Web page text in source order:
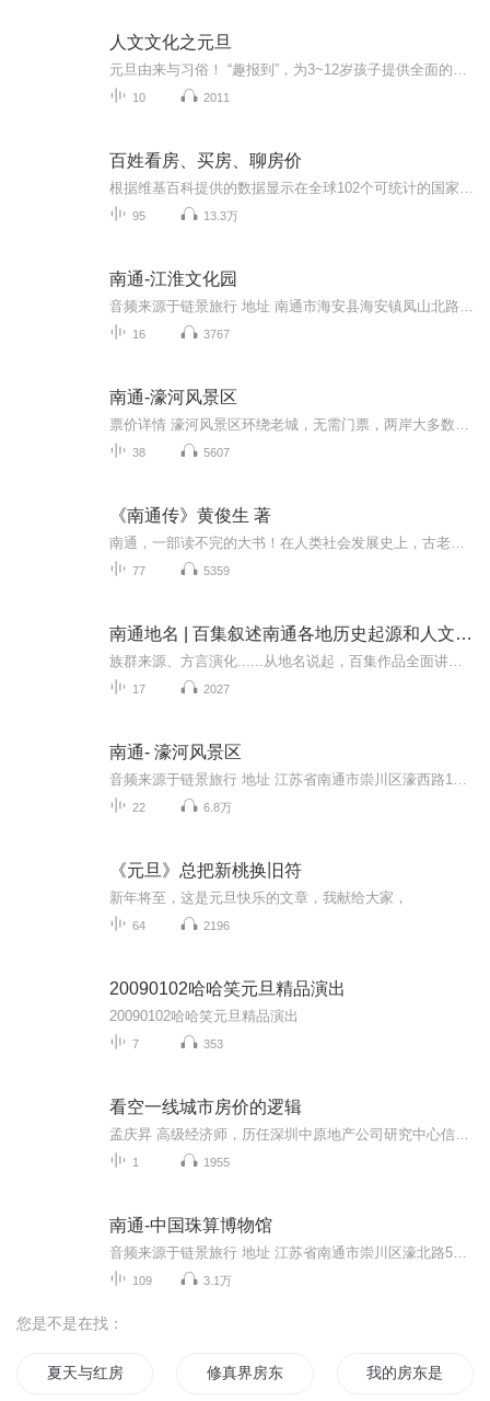
人文文化之元旦
10 2011
百姓看房、买房、聊房价
95 13.3万
南通-江淮文化园
16 3767
南通-濠河风景区
38 5607
《南通传》黄俊生 著
77 5359
南通地名 | 百集叙述南通各地历史起源和人文故事
17 2027
南通- 濠河风景区
22 6.8万
《元旦》总把新桃换旧符
新年将至，这是元旦快乐的文章，我献给大家，
64 2196
20090102哈哈笑元旦精品演出
20090102哈哈笑元旦精品演出
7 353
看空一线城市房价的逻辑
1 1955
南通-中国珠算博物馆
109 3.1万
您是不是在找：
夏天与红房子 修真界房东 我的房东是二哈